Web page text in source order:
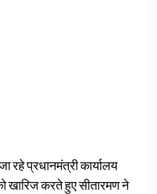
रहे प्रधानमंत्री कार्यालय
खारिज करते हुए सीतारमण ने